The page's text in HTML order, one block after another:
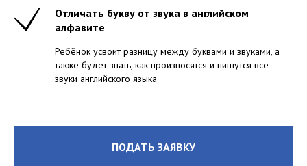
Отличать букву от звука в английском
алфавите
Ребёнок усвоит разницу между буквами и звуками, а
также будет знать, как произносятся и пишутся все
звуки английского языка
ПОДАТЬ ЗАЯВКУ